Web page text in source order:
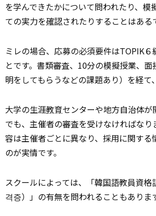
を学んできたかについて問われたり、模
ての実力を確認されたりすることはある
ミレの場合、応募の必須要件はTOPIK６
とです。書類審査、10分の模擬授業、
明をしてもらうなどの課題あり）を経て、
大学の生涯教育センターや地方自治体
でも、主催者の審査を受けなければなり
容は主催者ごとに異なり、採用に関する
のが実情です。
スクールによっては、「韓国語教員資格
격증）」の有無を問われることもありま